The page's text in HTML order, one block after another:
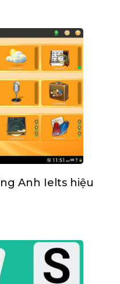
Anh Ielts hiệu